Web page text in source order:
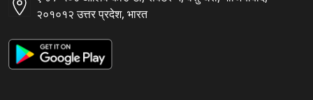
२०१०१२ उत्तर प्रदेश, भारत